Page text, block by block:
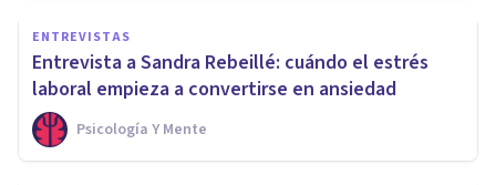
ENTREVISTAS
Entrevista a Sandra Rebeillé: cuándo el estrés
laboral empieza a convertirse en ansiedad
Psicología Y Mente